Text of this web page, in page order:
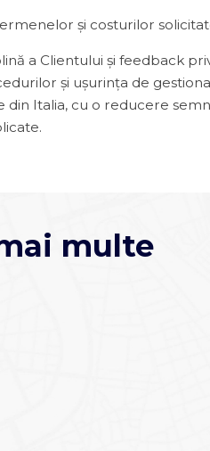
și costurilor
a Clientului și feedback
și ușurința de
Italia, cu o reducere
multe